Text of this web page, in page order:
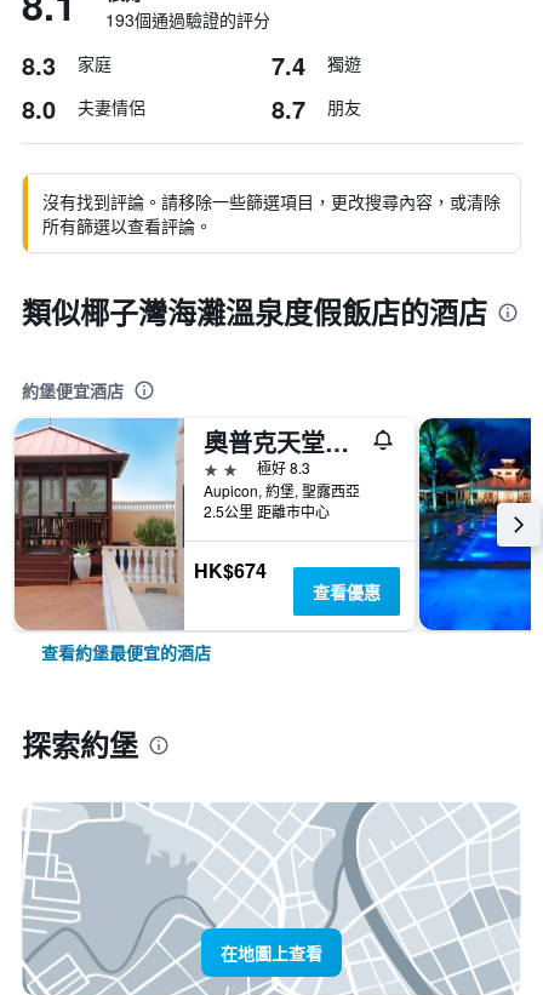
193個通過驗證的評分
8.3 家庭 7.4 獨遊
8.0 夫妻情侶 8.7 朋友
沒有找到評論。請移除一些篩選項目，更改搜尋內容，或清除
所有篩選以查看評論。
類似椰子灣海灘溫泉度假飯店的酒店
約堡便宜酒店
奧普克天堂酒店
2星級
極好 8.3
Aupicon, 約堡, 聖露西亞
2.5公里 距離市中心
HK$674
查看優惠
查看約堡最便宜的酒店
探索約堡
在地圖上查看